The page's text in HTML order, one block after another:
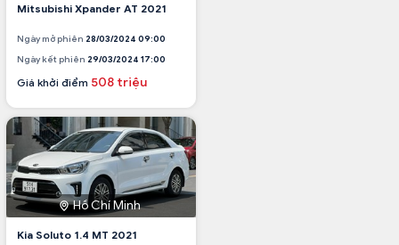
Mitsubishi Xpander AT 2021
Ngày mở phiên 28/03/2024 09:00
Ngày kết phiên 29/03/2024 17:00
Giá khởi điểm 508 triệu
Hồ Chí Minh
Kia Soluto 1.4 MT 2021